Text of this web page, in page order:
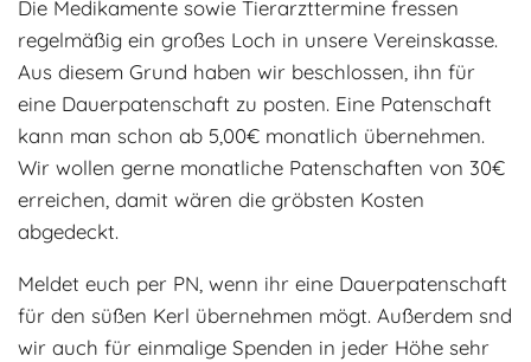
Die Medikamente sowie Tierarzttermine fressen
regelmäßig ein großes Loch in unsere Vereinskasse.
Aus diesem Grund haben wir beschlossen, ihn für
eine Dauerpatenschaft zu posten. Eine Patenschaft
kann man schon ab 5,00€ monatlich übernehmen.
Wir wollen gerne monatliche Patenschaften von 30€
erreichen, damit wären die gröbsten Kosten
abgedeckt.
Meldet euch per PN, wenn ihr eine Dauerpatenschaft
für den süßen Kerl übernehmen mögt. Außerdem snd
wir auch für einmalige Spenden in jeder Höhe sehr